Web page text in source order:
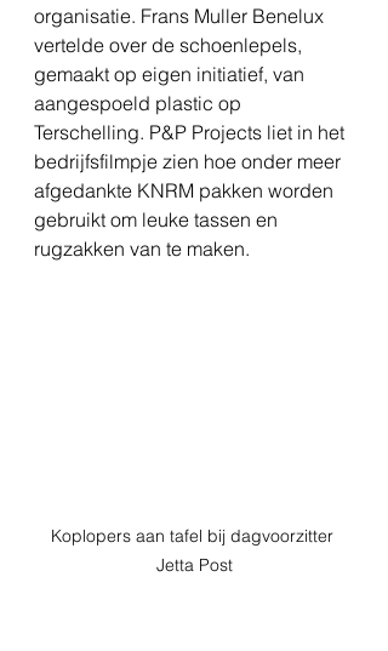
organisatie. Frans Muller Benelux
vertelde over de schoenlepels,
gemaakt op eigen initiatief, van
aangespoeld plastic op
Terschelling. P&P Projects liet in het
bedrijfsfilmpje zien hoe onder meer
afgedankte KNRM pakken worden
gebruikt om leuke tassen en
rugzakken van te maken.
Koplopers aan tafel bij dagvoorzitter
Jetta Post